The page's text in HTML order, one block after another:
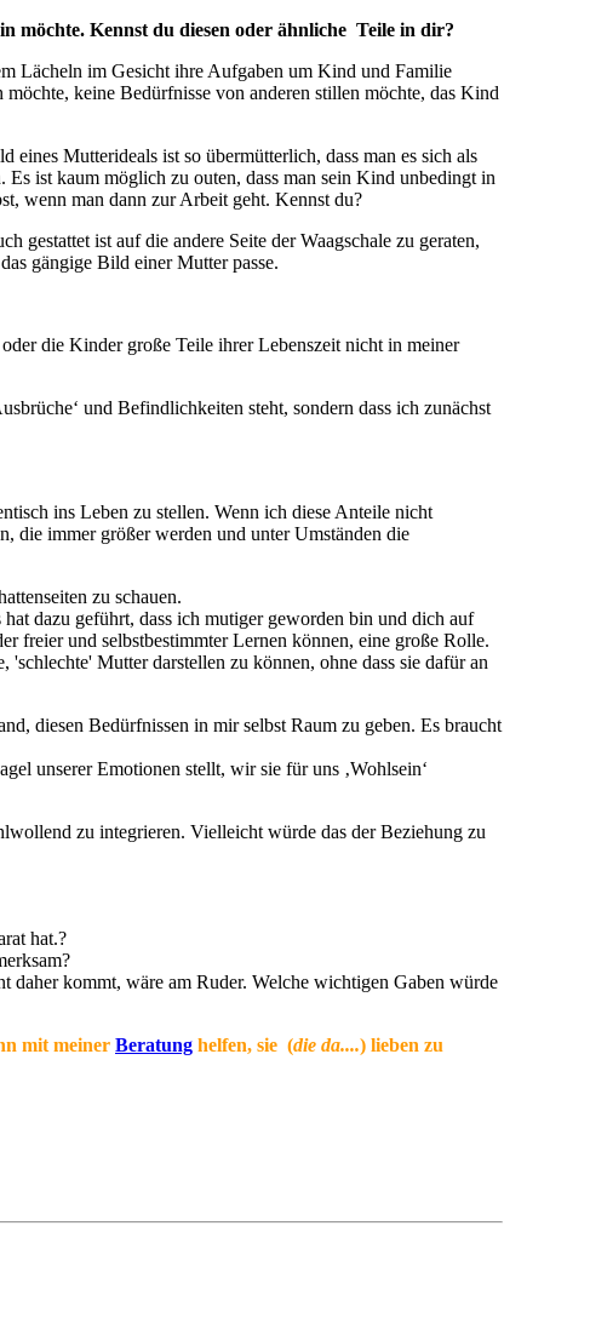
möchte. Kennst du diesen oder ähnliche Teile in dir?
Lächeln im Gesicht ihre Aufgaben um Kind und Familie
keine Bedürfnisse von anderen stillen möchte, das Kind
Mutterideals ist so übermütterlich, dass man es sich als
Es ist kaum möglich zu outen, dass man sein Kind unbedingt in
wenn man dann zur Arbeit geht. Kennst du?
gestattet ist auf die andere Seite der Waagschale zu geraten,
gängige Bild einer Mutter passe.
die Kinder große Teile ihrer Lebenszeit nicht in meiner
und Befindlichkeiten steht, sondern dass ich zunächst
ins Leben zu stellen. Wenn ich diese Anteile nicht
die immer größer werden und unter Umständen die
zu schauen.
dazu geführt, dass ich mutiger geworden bin und dich auf
freier und selbstbestimmter Lernen können, eine große Rolle.
'schlechte' Mutter darstellen zu können, ohne dass sie dafür an
diesen Bedürfnissen in mir selbst Raum zu geben. Es braucht
unserer Emotionen stellt, wir sie für uns ‚Wohlsein‘
zu integrieren. Vielleicht würde das der Beziehung zu
hat.?
daher kommt, wäre am Ruder. Welche wichtigen Gaben würde
mit meiner Beratung helfen, sie (die da....) lieben zu